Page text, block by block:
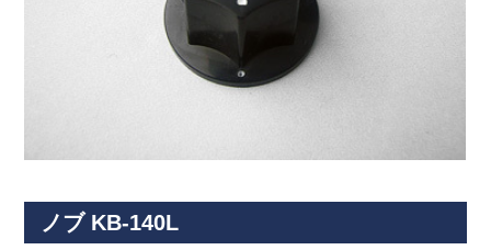
ノブ KB-140L